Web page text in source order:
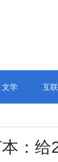
文学 互
：